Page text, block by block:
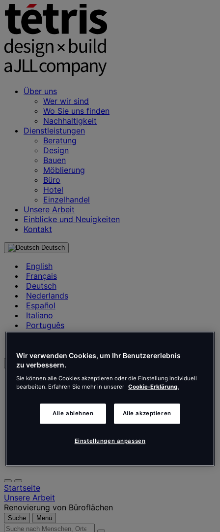
Über uns
Wer wir sind
Wo Sie uns finden
Nachhaltigkeit
Dienstleistungen
Beratung
Design
Bauen
Möblierung
Büro
Hotel
Einzelhandel
Unsere Arbeit
Einblicke und Neuigkeiten
Kontakt
Deutsch
English
Français
Deutsch
Nederlands
Español
Italiano
Português
Português
English
Français
Deutsch
Nederlands
Español
Startseite
Unsere Arbeit
Renovierung von Büroflächen
Suche Menü
Suche
Wir verwenden Cookies, um Ihr Benutzererlebnis
zu verbessern.
Sie können alle Cookies akzeptieren oder die Einstellung individuell
bearbeiten. Erfahren Sie mehr in unserer Cookie-Erklärung.
Alle ablehnen Alle akzeptieren
Einstellungen anpassen